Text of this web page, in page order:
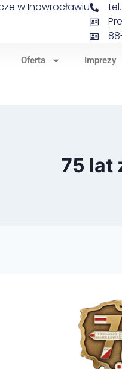
w Inowrocławiu
Oferta Imprezy
75 lat